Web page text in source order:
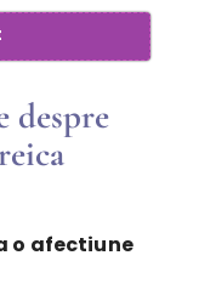
despre
o afectiune